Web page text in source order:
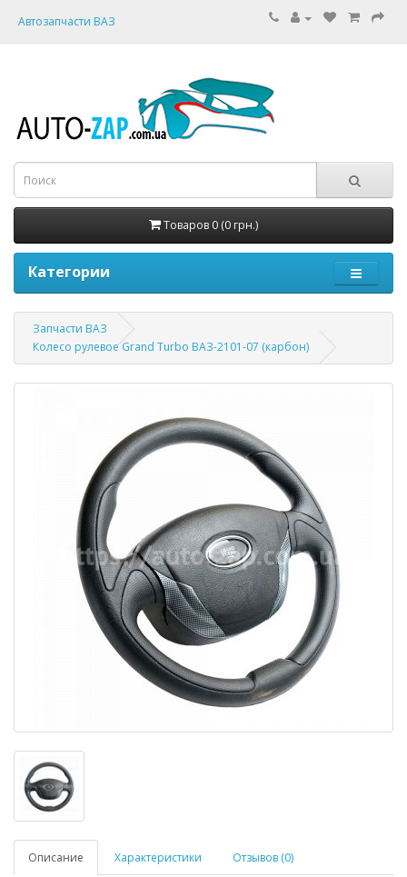
Автозапчасти ВАЗ
Товаров 0 (0 грн.)
Категории
Запчасти ВАЗ
Колесо рулевое Grand Turbo ВАЗ-2101-07 (карбон)
Описание Характеристики Отзывов (0)